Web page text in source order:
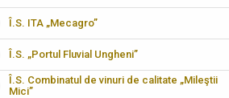
Î.S. ITA „Mecagro”
Î.S. „Portul Fluvial Ungheni”
Î.S. Combinatul de vinuri de calitate „Mileştii
Mici”